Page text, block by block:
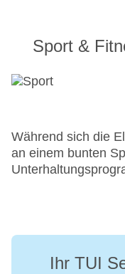
Sport &
Während sich die
an einem bunten
Ihr TUI